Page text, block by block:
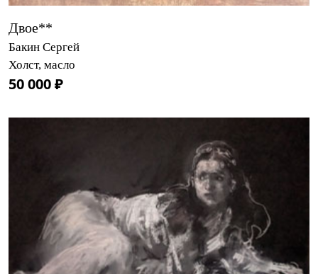
Двое**
Бакин Сергей
Холст, масло
50 000 ₽